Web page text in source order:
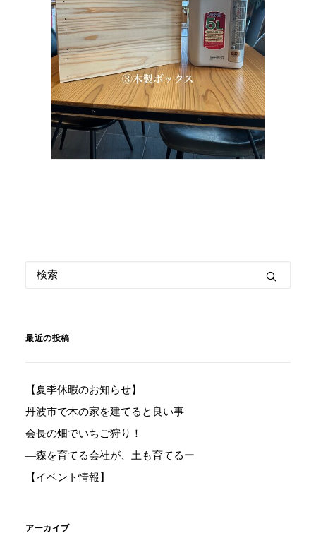
最近の投稿
【夏季休暇のお知らせ】
丹波市で木の家を建てると良い事
会長の畑でいちご狩り！
―森を育てる会社が、土も育てるー
【イベント情報】
アーカイブ